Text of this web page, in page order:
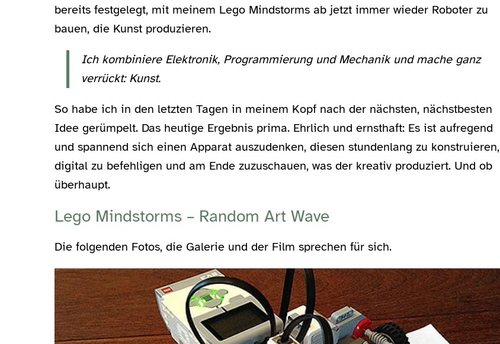
bereits festgelegt, mit meinem Lego Mindstorms ab jetzt immer wieder Roboter zu
bauen, die Kunst produzieren.
Ich kombiniere Elektronik, Programmierung und Mechanik und mache ganz
verrückt: Kunst.
So habe ich in den letzten Tagen in meinem Kopf nach der nächsten, nächstbesten
Idee gerümpelt. Das heutige Ergebnis prima. Ehrlich und ernsthaft: Es ist aufregend
und spannend sich einen Apparat auszudenken, diesen stundenlang zu konstruieren,
digital zu befehligen und am Ende zuzuschauen, was der kreativ produziert. Und ob
überhaupt.
Lego Mindstorms – Random Art Wave
Die folgenden Fotos, die Galerie und der Film sprechen für sich.